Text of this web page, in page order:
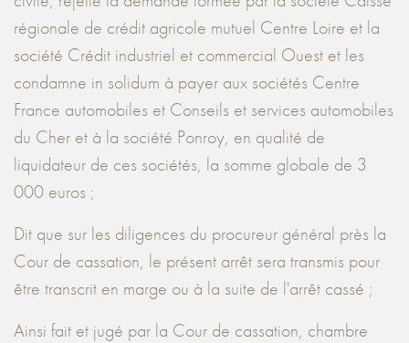
régionale de crédit agricole mutuel Centre Loire et la
société Crédit industriel et commercial Ouest et les
condamne in solidum à payer aux sociétés Centre
France automobiles et Conseils et services automobiles
du Cher et à la société Ponroy, en qualité de
liquidateur de ces sociétés, la somme globale de 3
000 euros ;
Dit que sur les diligences du procureur général près la
Cour de cassation, le présent arrêt sera transmis pour
être transcrit en marge ou à la suite de l'arrêt cassé ;
Ainsi fait et jugé par la Cour de cassation, chambre